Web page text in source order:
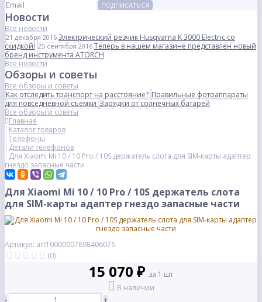
ПОДПИСАТЬСЯ
Новости
Все новости
21 декабря 2016 Электрический резчик Husqvarna K 3000 Electric со
скидкой! 25 сентября 2016 Теперь в нашем магазине представлен новый
бренд инструмента ATORCH
Все новости
Обзоры и советы
Все обзоры и советы
Как отследить транспорт на расстояние? Правильные фотоаппараты
для повседневной съемкиЗарядки от солнечных батарей
Все обзоры и советы
Главная
Каталог товаров
Телефоны
Детали телефонов
Для Xiaomi Mi 10 / 10 Pro / 10S держатель слота для SIM-карты адаптер
гнездо запасные части
Для Xiaomi Mi 10 / 10 Pro / 10S держатель слота
для SIM-карты адаптер гнездо запасные части
Артикул: art10000007898406076
(0)
15 070 ₽ за 1 шт
В наличии